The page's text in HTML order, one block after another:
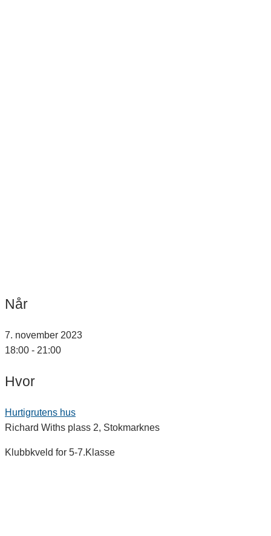
Når
7. november 2023
18:00 - 21:00
Hvor
Hurtigrutens hus
Richard Withs plass 2, Stokmarknes
Klubbkveld for 5-7.Klasse